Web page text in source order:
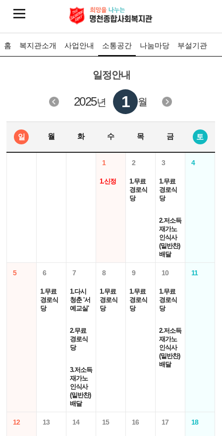
홈 복지관소개 사업안내 소통공간 나눔마당 부설기관
일정안내
2025년 1 월
일 월 화 수 목 금 토
1
1.신정
2
1.무료
경로식
당
3
1.무료
경로식
당
2.저소득
재가노
인식사
(밑반찬)
배달
4
5 6
1.무료
경로식
당
7
1.다시
청춘 '서
예교실'
2.무료
경로식
당
3.저소득
재가노
인식사
(밑반찬)
배달
8
1.무료
경로식
당
9
1.무료
경로식
당
10
1.무료
경로식
당
2.저소득
재가노
인식사
(밑반찬)
배달
11
12 13 14 15 16 17 18